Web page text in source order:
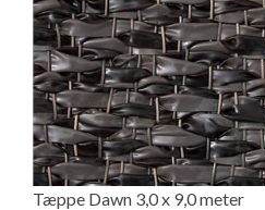
Tæppe Dawn 3,0 x 9,0 meter